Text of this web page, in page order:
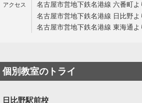
名古屋市営地下鉄名港線 六番町
名古屋市営地下鉄名港線 日比野
名古屋市営地下鉄名港線 東海通
個別教室のトライ
日比野駅前校